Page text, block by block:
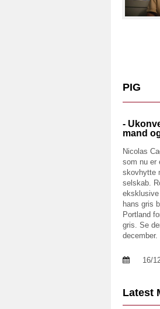
PIG
-
mand
Nicolas
som nu er
skovhytte
selskab.
eksklusive
hans gris
Portland
gris. Se
december.
16/
Latest